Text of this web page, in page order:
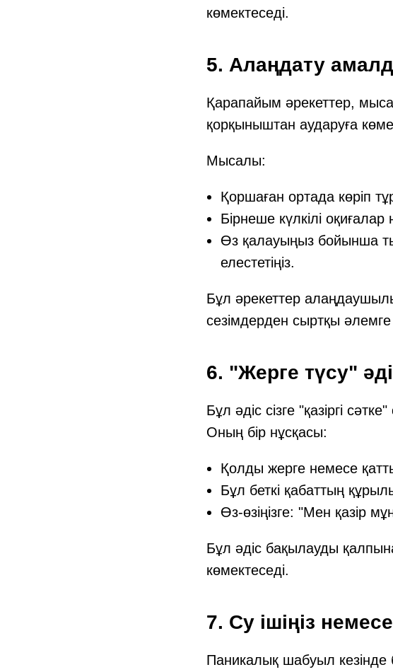
көмектеседі.
5. Алаңдату
Қарапайым әрекеттер,
қорқыныштан аударуға
Мысалы:
Қоршаған ортада көріп
Бірнеше күлкілі оқиғалар
Өз қалауыңыз бойынша
елестетіңіз.
Бұл әрекеттер
сезімдерден сыртқы
6. "Жерге түсу"
Бұл әдіс сізге "қазіргі
Оның бір нұсқасы:
Қолды жерге немесе қатты
Бұл беткі қабаттың
Өз-өзіңізге: "Мен қазір
Бұл әдіс бақылауды
көмектеседі.
7. Су ішіңіз
Паникалық шабуыл кезінде